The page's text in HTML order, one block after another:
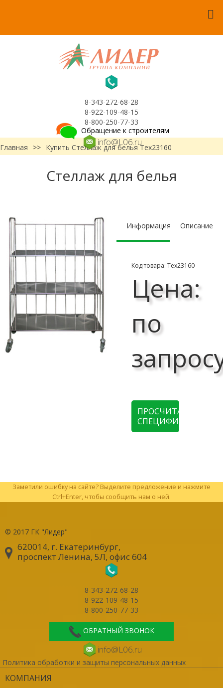
8-343-272-68-28
8-922-109-48-15
8-800-250-77-33
info@L06.ru
Обращение к строителям
Главная
>> Купить Стеллаж для белья Тех23160
Стеллаж для белья
Информация Описание
Код товара: Тех23160
Цена:
по
ПРОСЧИТАТЬ
СПЕЦИФИКАЦИЮ
Заметили ошибку на сайте? Выделите предложение и нажмите
Ctrl+Enter, чтобы сообщить нам о ней.
© 2017 ГК "Лидер"
620014, г. Екатеринбург,
проспект Ленина, 5Л, офис 604
8-343-272-68-28
8-922-109-48-15
8-800-250-77-33
ОБРАТНЫЙ ЗВОНОК
info@L06.ru
Политика обработки и защиты персональных данных
КОМПАНИЯ